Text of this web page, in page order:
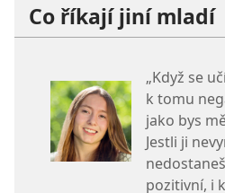
Co říkají jiní mladí
„Když se
k tomu
jako bys
Jestli ji
pozitivní, i